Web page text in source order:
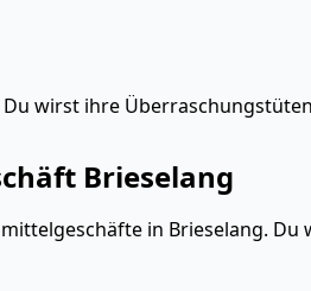
wirst ihre
Brieselang
in Brieselang.